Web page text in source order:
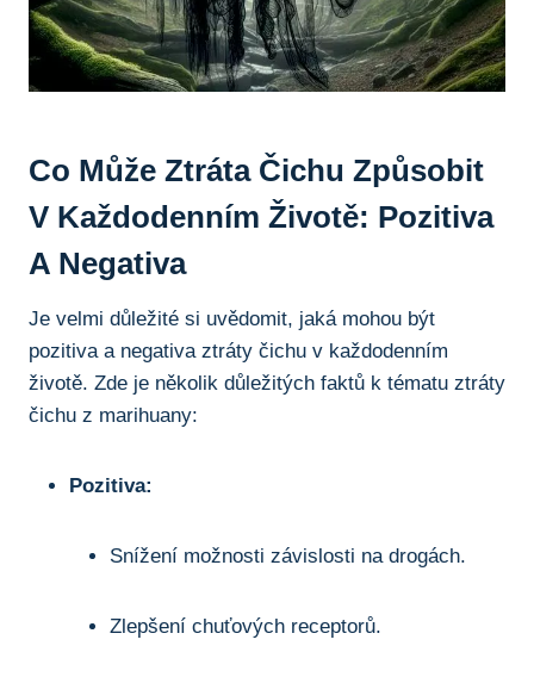
Co Může Ztráta Čichu⁣ Způsobit
V Každodenním ⁢životě:​ Pozitiva
A ​negativa
Je velmi důležité si ​uvědomit,⁢ jaká mohou být
⁣pozitiva ⁣a negativa ztráty čichu v každodenním
životě. Zde je několik důležitých ⁣faktů ⁤k tématu ztráty
čichu ‌z marihuany:
Pozitiva:
Snížení možnosti závislosti ⁣na drogách.
Zlepšení chuťových ⁤receptorů.